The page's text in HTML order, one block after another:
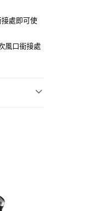
先享後
過四大超商
單，請聯
，若有關於
先享後
不負相關責
，依本公司
處即可使
風口銜接處